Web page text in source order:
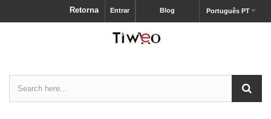
Português PT
Blog
Entrar
Retorna